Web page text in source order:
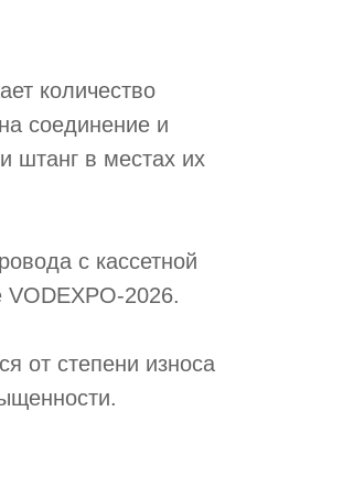
количество
соединение и
штанг в местах их
с кассетной
от степени износа